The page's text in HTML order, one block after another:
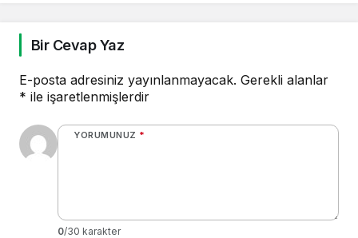
Bir Cevap Yaz
E-posta adresiniz yayınlanmayacak. Gerekli alanlar
* ile işaretlenmişlerdir
YORUMUNUZ *
0/30 karakter